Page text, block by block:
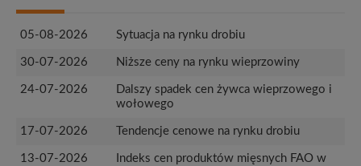
05-08-2026 Sytuacja na rynku drobiu
30-07-2026 Niższe ceny na rynku wieprzowiny
24-07-2026
Dalszy spadek cen żywca wieprzowego i
wołowego
17-07-2026 Tendencje cenowe na rynku drobiu
13-07-2026
Indeks cen produktów mięsnych FAO w